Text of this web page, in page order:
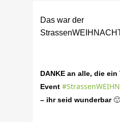
Das war der
DANKE an alle, die
Event #
– ihr seid wunderbar🙂